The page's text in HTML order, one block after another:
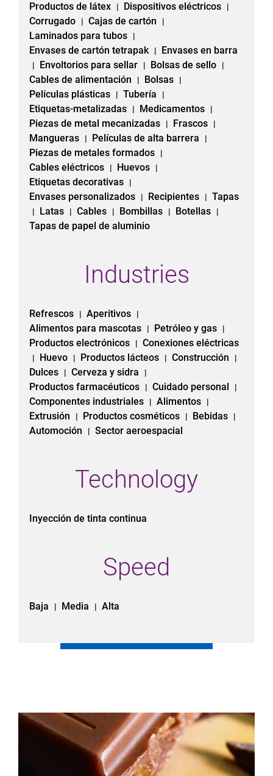
Productos de látex | Dispositivos eléctricos |
Corrugado | Cajas de cartón |
Laminados para tubos |
Envases de cartón tetrapak | Envases en barra
| Envoltorios para sellar | Bolsas de sello |
Cables de alimentación | Bolsas |
Películas plásticas | Tubería |
Etiquetas-metalizadas | Medicamentos |
Piezas de metal mecanizadas | Frascos |
Mangueras | Películas de alta barrera |
Piezas de metales formados |
Cables eléctricos | Huevos |
Etiquetas decorativas |
Envases personalizados | Recipientes | Tapas
| Latas | Cables | Bombillas | Botellas |
Tapas de papel de aluminio
Industries
Refrescos | Aperitivos |
Alimentos para mascotas | Petróleo y gas |
Productos electrónicos | Conexiones eléctricas
| Huevo | Productos lácteos | Construcción |
Dulces | Cerveza y sidra |
Productos farmacéuticos | Cuidado personal |
Componentes industriales | Alimentos |
Extrusión | Productos cosméticos | Bebidas |
Automoción | Sector aeroespacial
Technology
Inyección de tinta continua
Speed
Baja | Media | Alta